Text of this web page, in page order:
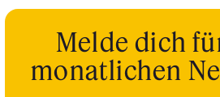
Melde dich
monatlichen